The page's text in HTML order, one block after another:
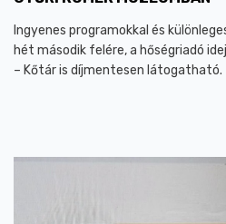
Ingyenes programokkal és
hét második felére, a hőségriadó
– Kőtár is díjmentesen látogatható.